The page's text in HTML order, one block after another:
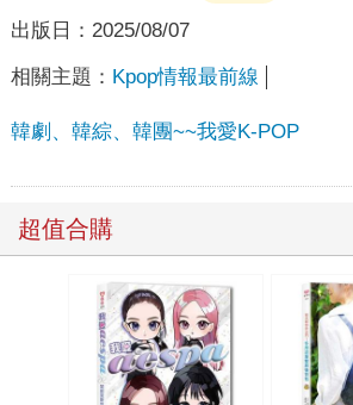
出版日： 2025/08/07
相關主題： Kpop情報最前線
韓劇、韓綜、韓團~~我愛K-POP
超值合購